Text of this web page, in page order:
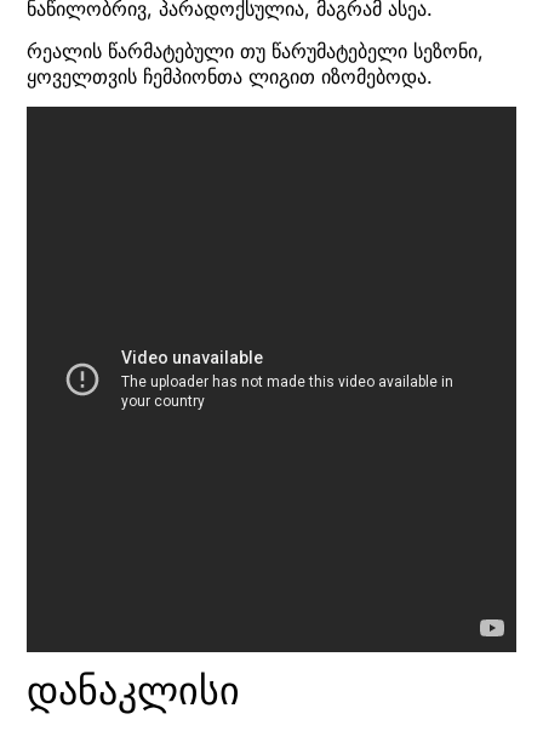
ნაწილობრივ, პარადოქსულია, მაგრამ ასეა.
რეალის წარმატებული თუ წარუმატებელი სეზონი,
ყოველთვის ჩემპიონთა ლიგით იზომებოდა.
დანაკლისი